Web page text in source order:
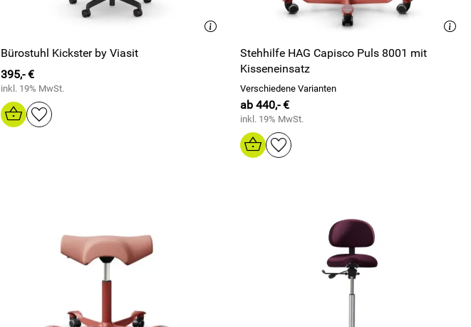
Bürostuhl Kickster by Viasit
395,- €
inkl. 19% MwSt.
Stehhilfe HAG Capisco Puls 8001 mit
Kisseneinsatz
Verschiedene Varianten
ab 440,- €
inkl. 19% MwSt.